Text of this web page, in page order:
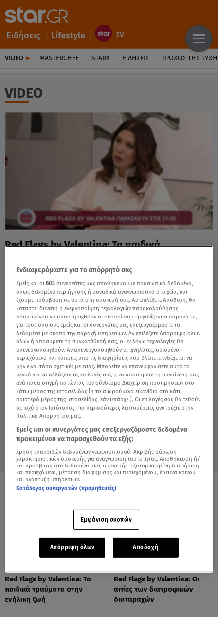
Ειδήσεις Lifestyle
VIDEO MASTERCHEF STARX ΕΙΔΉΣΕΙΣ ΤΡΟΧΌΣ ΤΗΣ
VIDEO
Κυριακή 9 Αυγούστου 2026
19.06.26, 21:00 ΣΧΕΣΕΙΣ
Red Flags by Valentina: Τα παιδικά
τραύματα στην ενήλικη ζωή - Video
TAGS: RED FLAGS BY VALENTINA RED FLAGS RED FLAGS
REDFLAGS ΒΑΛΕΝΤΙΝΑ ΚΑΡΑΓΕΩΡΓΙΟΥ
ΨΥΧΙΚΗ ΥΓΕΙΑ
ΨΥΧΟΛΟΓΙΑ
ΓΟΝΕΙΣ
ΑΝΑΤΡΟΦΗ ΠΑΙΔΙΩΝ
ΠΑΙΔΙΚΑ ΤΡΑΥΜΑΤΑ
ΟΛΑ ΤΑ ΒΙΝΤΕΟ
Red Flags by Valentina: Τα
παιδικά τραύματα στην
ενήλικη ζωή
Red Flags by Valentina: Οι
αιτίες των διατροφικών
διαταραχών
Ενδιαφερόμαστε για το απόρρητό σας
Εμείς και οι603 συνεργάτες μας αποθηκεύουμε προσωπικά δεδομένα,
όπως δεδομένα περιήγησης ή μοναδικά αναγνωριστικά στοιχεία, και
έχουμε πρόσβαση σε αυτά στη συσκευή σας. Αν επιλέξετε Αποδοχή, θα
καταστεί δυνατή η ενεργοποίηση τεχνολογιών παρακολούθησης
προκειμένου να υποστηριχθούν οι σκοποί που εμφανίζονται παρακάτω,
για τους οποίους εμείς και οι συνεργάτες μας επεξεργαζόμαστε τα
δεδομένα με σκοπό την παροχή υπηρεσιών. Αν επιλέξετε Απόρριψη όλων
όλων ή αποσύρετε τη συγκατάθεσή σας, οι εν λόγω τεχνολογίες θα
απενεργοποιηθούν. Αν απενεργοποιηθούν οι ιχνηλάτες, ορισμένο
περιεχόμενο και κάποιες από τις διαφημίσεις που βλέπετε ενδέχεται να
μην είναι τόσο σχετικές με εσάς. Μπορείτε να επανεμφανίσετε αυτό το
μενού για να αλλάξετε τις επιλογές σας ή να αποσύρετε τη συναίνεσή σας
ανά πάσα στιγμή πατώντας τον σύνδεσμο Διαχείριση προτιμήσεων στο
κάτω μέρος της ιστοσελίδας [ή το αιωρούμενο εικονίδιο στο κάτω
αριστερό μέρος της ιστοσελίδας, εάν υπάρχει]. Οι επιλογές σας θα τεθούν
σε ισχύ στον Ιστότοπος. Για περισσότερες λεπτομέρειες ανατρέξτε στην
Πολιτική Απορρήτου μας.
Εμείς και οι συνεργάτες μας επεξεργαζόμαστε δεδομένα
προκειμένου να παρασχεθούν τα εξής:
Χρήση επακριβών δεδομένων γεωεντοπισμού. Ακριβής σάρωση
χαρακτηριστικών συσκευής για αναγνώριση ταυτότητας. Αποθήκευση ή/
και πρόσβαση στα δεδομένα μιας συσκευής. Εξατομικευμένη διαφήμιση
και περιεχόμενο, μέτρηση διαφήμισης και περιεχομένου, έρευνα κοινού
και ανάπτυξη υπηρεσιών.
Κατάλογος συνεργατών (προμηθευτές)
Εμφάνιση σκοπών
Απόρριψη όλων Αποδοχή